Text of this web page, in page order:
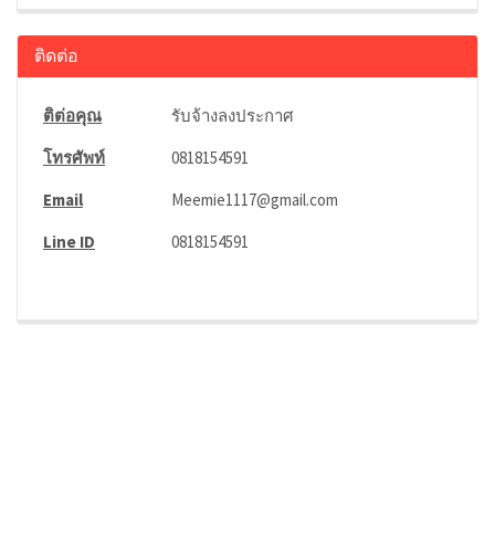
ติดต่อ
ติต่อคุณ
รับจ้างลงประกาศ
โทรศัพท์
0818154591
Email
Meemie1117@gmail.com
Line ID
0818154591